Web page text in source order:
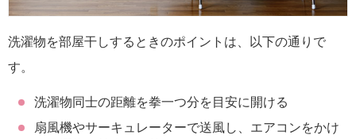
洗濯物を部屋干しするときのポイントは、以下の通りで
す。
洗濯物同士の距離を拳一つ分を目安に開ける
扇風機やサーキュレーターで送風し、エアコンをかけ